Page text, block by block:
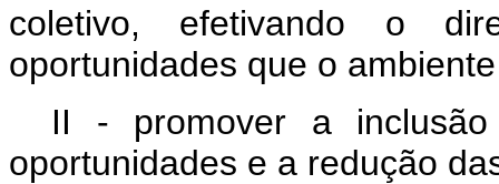
coletivo, efetivando o
oportunidades que o
II - promover a
oportunidades e a redução